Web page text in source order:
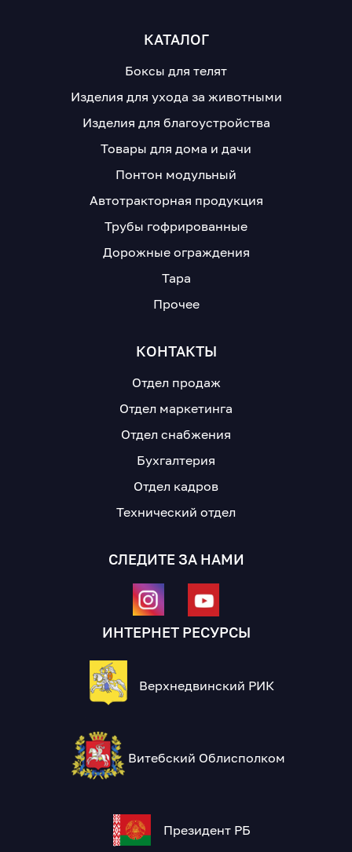
КАТАЛОГ
Боксы для телят
Изделия для ухода за животными
Изделия для благоустройства
Товары для дома и дачи
Понтон модульный
Автотракторная продукция
Трубы гофрированные
Дорожные ограждения
Тара
Прочее
КОНТАКТЫ
Отдел продаж
Отдел маркетинга
Отдел снабжения
Бухгалтерия
Отдел кадров
Технический отдел
СЛЕДИТЕ ЗА НАМИ
ИНТЕРНЕТ РЕСУРСЫ
Верхнедвинский РИК
Витебский Облисполком
Президент РБ